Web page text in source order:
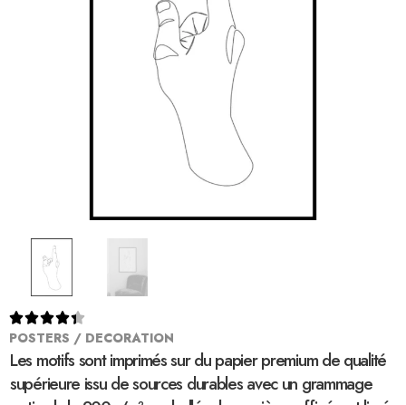

POSTERS / DECORATION
Les motifs sont imprimés sur du papier premium de qualité
supérieure issu de sources durables avec un grammage